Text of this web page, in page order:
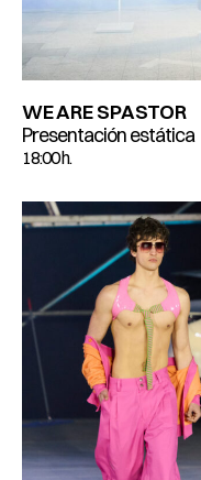
WE ARE SPASTOR
Presentación estática
18:00 h.